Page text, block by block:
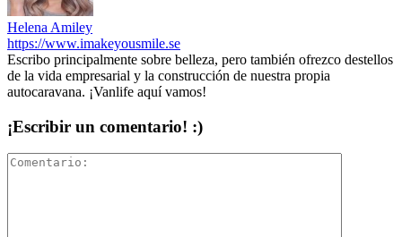
Helena Amiley
https://www.imakeyousmile.se
Escribo principalmente sobre belleza, pero también ofrezco destellos
de la vida empresarial y la construcción de nuestra propia
autocaravana. ¡Vanlife aquí vamos!
¡Escribir un comentario! :)